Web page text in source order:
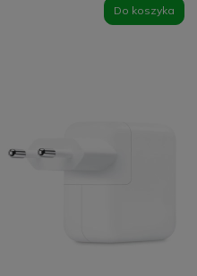
Do koszyka